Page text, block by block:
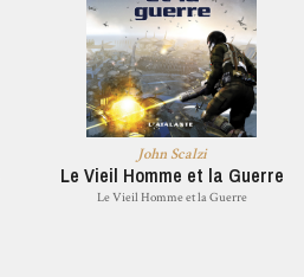
John Scalzi
Le Vieil Homme et la Guerre
Le Vieil Homme et la Guerre